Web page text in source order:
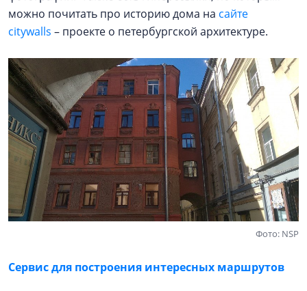
можно почитать про историю дома на сайте
citywalls – проекте о петербургской архитектуре.
Фото: NSP
Сервис для построения интересных маршрутов